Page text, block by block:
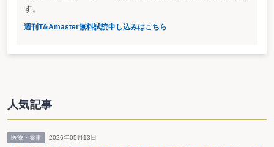
す。
週刊T&Amaster無料試読申し込みはこちら
人気記事
医療・薬事 2026年05月13日